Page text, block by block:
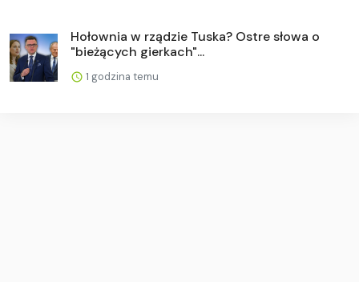
Hołownia w rządzie Tuska? Ostre słowa o
"bieżących gierkach"...
1 godzina temu